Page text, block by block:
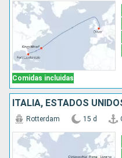
Comidas incluidas
ITALIA, ESTADOS
Rotterdam 15 d